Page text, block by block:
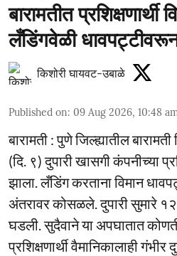
बारामतीत प्रशिक्षणार्थी
लँडिंगवेळी
किशोरी घायवट-उबाळे
Published on: 09 Aug 2026, 10:48
बारामती : पुणे जिल्ह्यातील
(दि. ९) दुपारी खासगी कंपनीच्या
झाला. लँडिंग करताना विमान
अंतरावर कोसळले. दुपारी सुमारे
घडली. सुदैवाने या अपघातात
प्रशिक्षणार्थी वैमानिकालाही